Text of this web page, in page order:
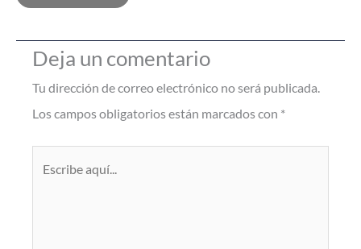
Deja un comentario
Tu dirección de correo electrónico no será publicada.
Los campos obligatorios están marcados con *